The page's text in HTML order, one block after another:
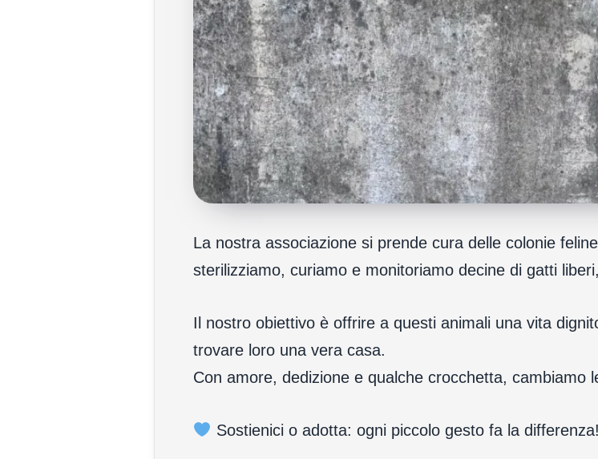
La nostra associazione si prende cura delle colonie
sterilizziamo, curiamo e monitoriamo decine di gatti
Il nostro obiettivo è offrire a questi animali una vita
trovare loro una vera casa.
Con amore, dedizione e qualche crocchetta, cambiamo
Sostienici o adotta: ogni piccolo gesto fa la differenza!